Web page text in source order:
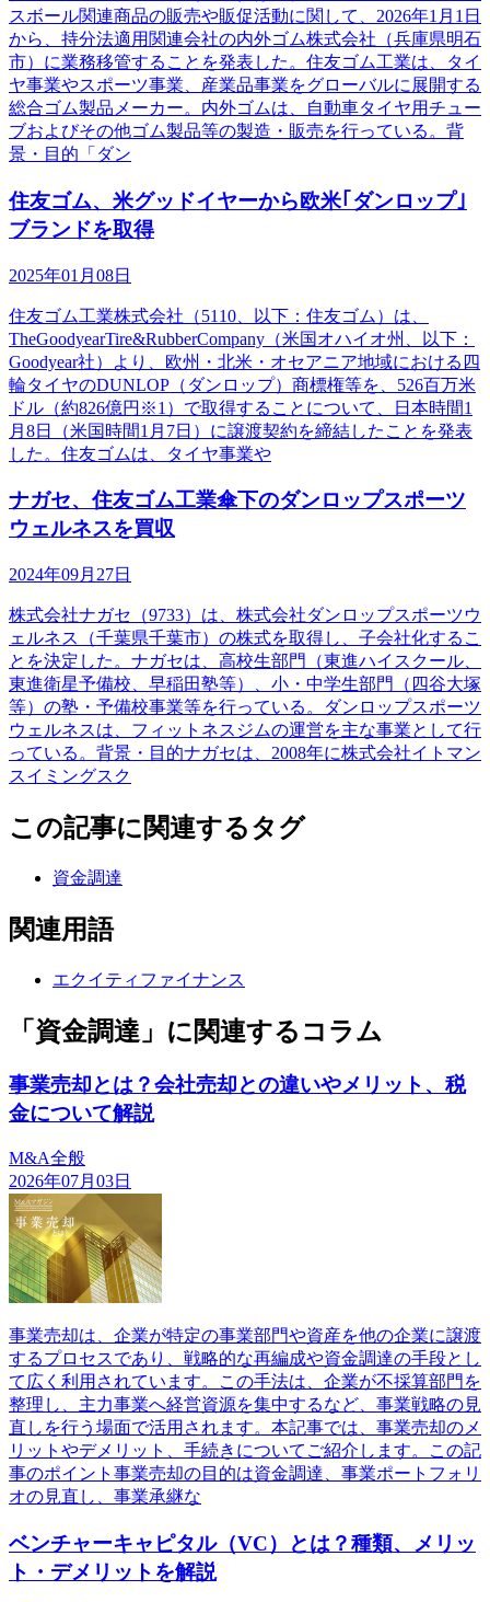
スボール関連商品の販売や販促活動に関して、2026年1月1日
から、持分法適用関連会社の内外ゴム株式会社（兵庫県明石
市）に業務移管することを発表した。住友ゴム工業は、タイ
ヤ事業やスポーツ事業、産業品事業をグローバルに展開する
総合ゴム製品メーカー。内外ゴムは、自動車タイヤ用チュー
ブおよびその他ゴム製品等の製造・販売を行っている。背
景・目的「ダン
住友ゴム、米グッドイヤーから欧米｢ダンロップ｣
ブランドを取得
2025年01月08日
住友ゴム工業株式会社（5110、以下：住友ゴム）は、
TheGoodyearTire&RubberCompany（米国オハイオ州、以下：
Goodyear社）より、欧州・北米・オセアニア地域における四
輪タイヤのDUNLOP（ダンロップ）商標権等を、526百万米
ドル（約826億円※1）で取得することについて、日本時間1
月8日（米国時間1月7日）に譲渡契約を締結したことを発表
した。住友ゴムは、タイヤ事業や
ナガセ、住友ゴム工業傘下のダンロップスポーツ
ウェルネスを買収
2024年09月27日
株式会社ナガセ（9733）は、株式会社ダンロップスポーツウ
ェルネス（千葉県千葉市）の株式を取得し、子会社化するこ
とを決定した。ナガセは、高校生部門（東進ハイスクール、
東進衛星予備校、早稲田塾等）、小・中学生部門（四谷大塚
等）の塾・予備校事業等を行っている。ダンロップスポーツ
ウェルネスは、フィットネスジムの運営を主な事業として行
っている。背景・目的ナガセは、2008年に株式会社イトマン
スイミングスク
この記事に関連するタグ
資金調達
関連用語
エクイティファイナンス
「資金調達」に関連するコラム
事業売却とは？会社売却との違いやメリット、税
金について解説
M&A全般
2026年07月03日
事業売却は、企業が特定の事業部門や資産を他の企業に譲渡
するプロセスであり、戦略的な再編成や資金調達の手段とし
て広く利用されています。この手法は、企業が不採算部門を
整理し、主力事業へ経営資源を集中するなど、事業戦略の見
直しを行う場面で活用されます。本記事では、事業売却のメ
リットやデメリット、手続きについてご紹介します。この記
事のポイント事業売却の目的は資金調達、事業ポートフォリ
オの見直し、事業承継な
ベンチャーキャピタル（VC）とは？種類、メリッ
ト・デメリットを解説